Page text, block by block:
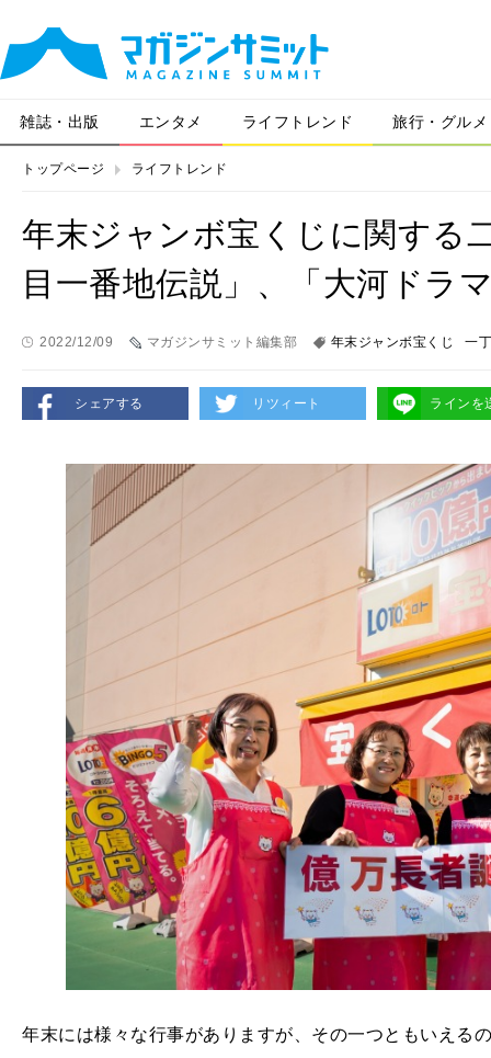
雑誌・出版 エンタメ ライフトレンド 旅行・グルメ
トップページ ライフトレンド
年末ジャンボ宝くじに関する
目一番地伝説」、「大河ドラ
2022/12/09 マガジンサミット編集部 年末ジャンボ宝くじ 一
シェアする リツィート ラインを
年末には様々な行事がありますが、その一つともいえる